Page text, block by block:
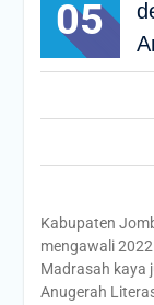
05
Kabupaten
mengawali
Madrasah kaya
Anugerah